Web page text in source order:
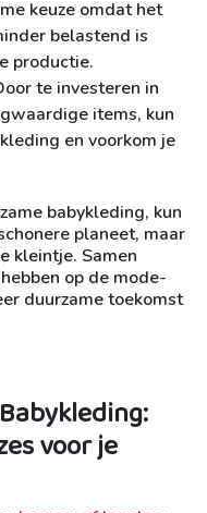
keuze omdat het
belastend is
productie.
te investeren in
items, kun
en voorkom je
babykleding, kun
planeet, maar
kleintje. Samen
op de mode-
duurzame toekomst
voor je